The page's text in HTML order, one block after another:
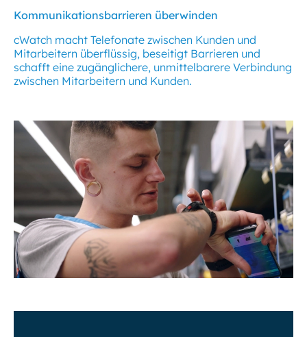
Kommunikationsbarrieren überwinden
cWatch macht Telefonate zwischen Kunden und
Mitarbeitern überflüssig, beseitigt Barrieren und
schafft eine zugänglichere, unmittelbarere Verbindung
zwischen Mitarbeitern und Kunden.